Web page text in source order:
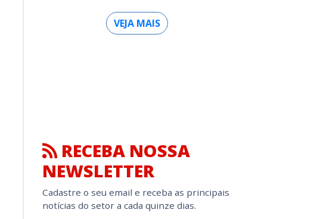
VEJA MAIS
RECEBA NOSSA
NEWSLETTER
Cadastre o seu email e receba as principais
notícias do setor a cada quinze dias.